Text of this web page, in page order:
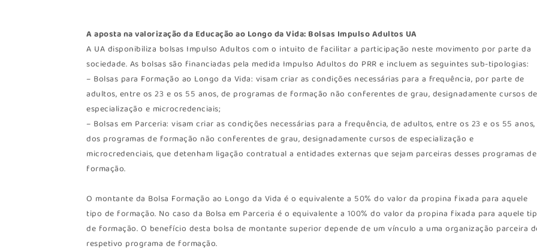
A aposta na valorização da Educação ao Longo da Vida: Bolsas Impulso Adultos UA
A UA disponibiliza bolsas Impulso Adultos com o intuito de facilitar a participação neste movimento por parte da
sociedade. As bolsas são financiadas pela medida Impulso Adultos do PRR e incluem as seguintes sub-tipologias:
– Bolsas para Formação ao Longo da Vida: visam criar as condições necessárias para a frequência, por parte de
adultos, entre os 23 e os 55 anos, de programas de formação não conferentes de grau, designadamente cursos de
especialização e microcredenciais;
– Bolsas em Parceria: visam criar as condições necessárias para a frequência, de adultos, entre os 23 e os 55 anos,
dos programas de formação não conferentes de grau, designadamente cursos de especialização e
microcredenciais, que detenham ligação contratual a entidades externas que sejam parceiras desses programas de
formação.
O montante da Bolsa Formação ao Longo da Vida é o equivalente a 50% do valor da propina fixada para aquele
tipo de formação. No caso da Bolsa em Parceria é o equivalente a 100% do valor da propina fixada para aquele
de formação. O benefício desta bolsa de montante superior depende de um vínculo a uma organização parceira
respetivo programa de formação.